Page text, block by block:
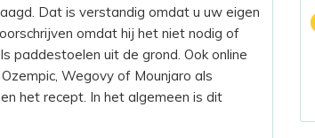
Dat is verstandig omdat u uw eigen
omdat hij het niet nodig of
paddestoelen uit de grond. Ook online
Wegovy of Mounjaro als
het recept. In het algemeen is dit